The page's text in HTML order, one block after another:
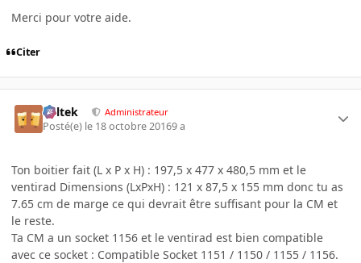
Merci pour votre aide.
Citer
Soltek Administrateur
Posté(e) le 18 octobre 20169 a
Ton boitier fait (L x P x H) : 197,5 x 477 x 480,5 mm et le
ventirad Dimensions (LxPxH) : 121 x 87,5 x 155 mm donc tu as
7.65 cm de marge ce qui devrait être suffisant pour la CM et
le reste.
Ta CM a un socket 1156 et le ventirad est bien compatible
avec ce socket : Compatible Socket 1151 / 1150 / 1155 / 1156.